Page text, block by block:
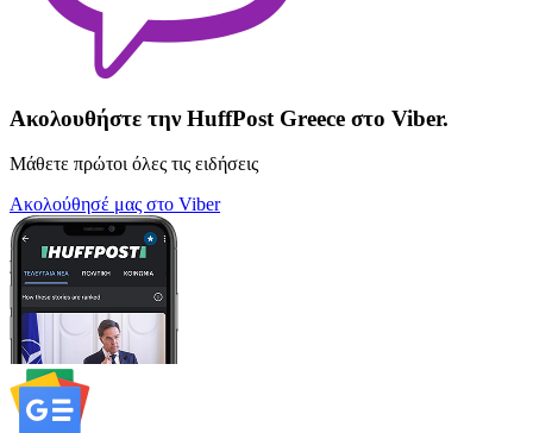
Ακολουθήστε την HuffPost Greece στο Viber.
Μάθετε πρώτοι όλες τις ειδήσεις
Ακολούθησέ μας στο Viber